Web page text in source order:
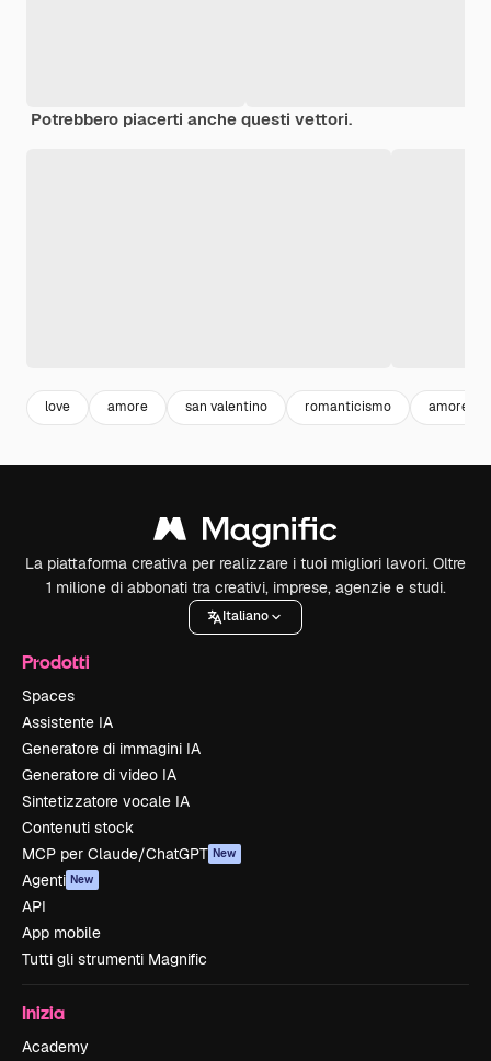
Potrebbero piacerti anche questi vettori.
love amore san valentino romanticismo amore
La piattaforma creativa per realizzare i tuoi migliori lavori. Oltre
1 milione di abbonati tra creativi, imprese, agenzie e studi.
Italiano
Prodotti
Spaces
Assistente IA
Generatore di immagini IA
Generatore di video IA
Sintetizzatore vocale IA
Contenuti stock
MCP per Claude/ChatGPT New
Agenti New
API
App mobile
Tutti gli strumenti Magnific
Inizia
Academy